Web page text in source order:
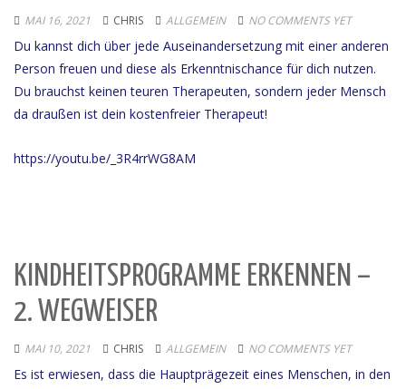
MAI 16, 2021 CHRIS ALLGEMEIN NO COMMENTS YET
Du kannst dich über jede Auseinandersetzung mit einer anderen
Person freuen und diese als Erkenntnischance für dich nutzen.
Du brauchst keinen teuren Therapeuten, sondern jeder Mensch
da draußen ist dein kostenfreier Therapeut!
https://youtu.be/_3R4rrWG8AM
KINDHEITSPROGRAMME ERKENNEN –
2. WEGWEISER
MAI 10, 2021 CHRIS ALLGEMEIN NO COMMENTS YET
Es ist erwiesen, dass die Hauptprägezeit eines Menschen, in den